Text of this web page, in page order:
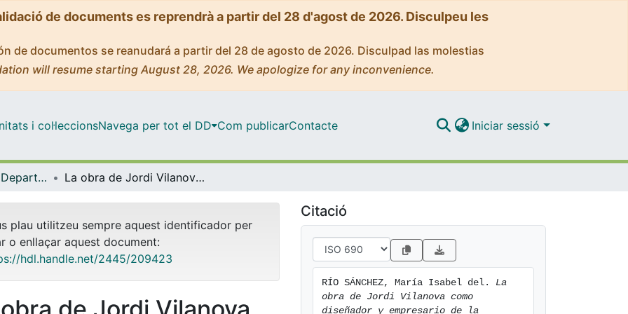
de documents es reprendrà a partir del 28 d'agost de 2026. Disculpeu les
de documentos se reanudará a partir del 28 de agosto de 2026. Disculpad las molestias
will resume starting August 28, 2026. We apologize for any inconvenience.
i col·leccionsNavega per tot el DD Com publicarContacte Iniciar sessió
Tesis Doctorals - Departament - Disseny i Imatge La obra de Jordi Vilanova como diseñador y empresario de la decoración. Estudio de su trayectoria y análisis de su producción 1939-1978
plau utilitzeu sempre aquest identificador per
o enllaçar aquest document:
hdl.handle.net/2445/209423
Citació
RÍO SÁNCHEZ, María Isabel del. La
obra de Jordi Vilanova como
diseñador y empresario de la